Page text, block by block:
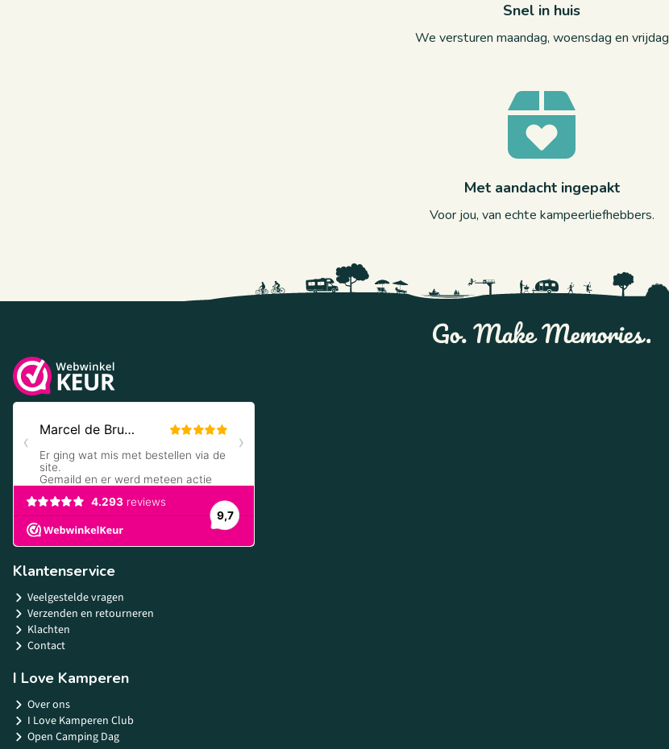
Snel in huis
We versturen maandag, woensdag en vrijdag
Met aandacht ingepakt
Voor jou, van echte kampeerliefhebbers.
Klantenservice
Veelgestelde vragen
Verzenden en retourneren
Klachten
Contact
I Love Kamperen
Over ons
I Love Kamperen Club
Open Camping Dag